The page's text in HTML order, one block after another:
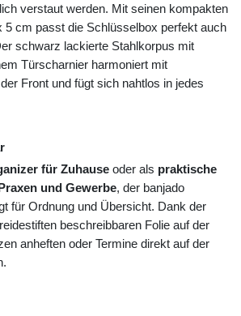
verstaut werden. Mit seinen kompakten
5 cm passt die Schlüsselbox perfekt auch
schwarz lackierte Stahlkorpus mit
Türscharnier harmoniert mit
Front und fügt sich nahtlos in jedes
für Zuhause oder als praktische
und Gewerbe, der banjado
für Ordnung und Übersicht. Dank der
beschreibbaren Folie auf der
anheften oder Termine direkt auf der